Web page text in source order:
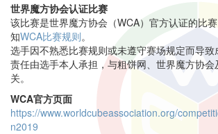
世界魔方协会认证比赛
该比赛是世界魔方协会（WCA）官方认证的比
知WCA比赛规则。
选手因不熟悉比赛规则或未遵守赛场规定而导
责任由选手本人承担，与粗饼网、世界魔方协
关。
WCA官方页面
https://www.worldcubeassociation.org/
n2019